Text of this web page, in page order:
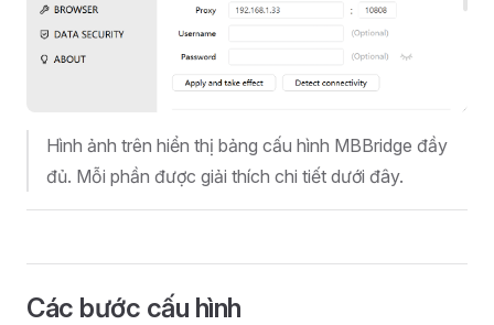
Hình ảnh trên hiển thị bảng cấu hình MBBridge đầy
đủ. Mỗi phần được giải thích chi tiết dưới đây.
Các bước cấu hình